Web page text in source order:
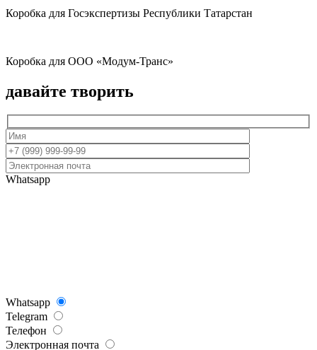
Коробка для Госэкспертизы Республики Татарстан
Коробка для ООО «Модум-Транс»
давайте творить
Whatsapp
Whatsapp
Telegram
Телефон
Электронная почта